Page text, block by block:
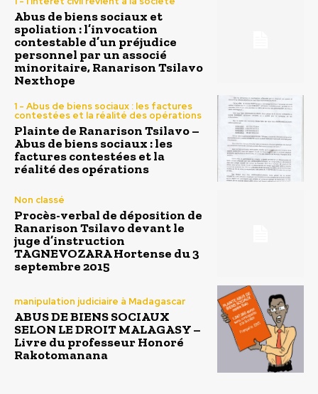
Abus de biens sociaux et
spoliation : l’invocation
contestable d’un préjudice
personnel par un associé
minoritaire, Ranarison Tsilavo
Nexthope
1 - Abus de biens sociaux : les factures
contestées et la réalité des opérations
Plainte de Ranarison Tsilavo –
Abus de biens sociaux : les
factures contestées et la
réalité des opérations
Non classé
Procès-verbal de déposition de
Ranarison Tsilavo devant le
juge d’instruction
TAGNEVOZARA Hortense du 3
septembre 2015
manipulation judiciaire à Madagascar
ABUS DE BIENS SOCIAUX
SELON LE DROIT MALAGASY –
Livre du professeur Honoré
Rakotomanana